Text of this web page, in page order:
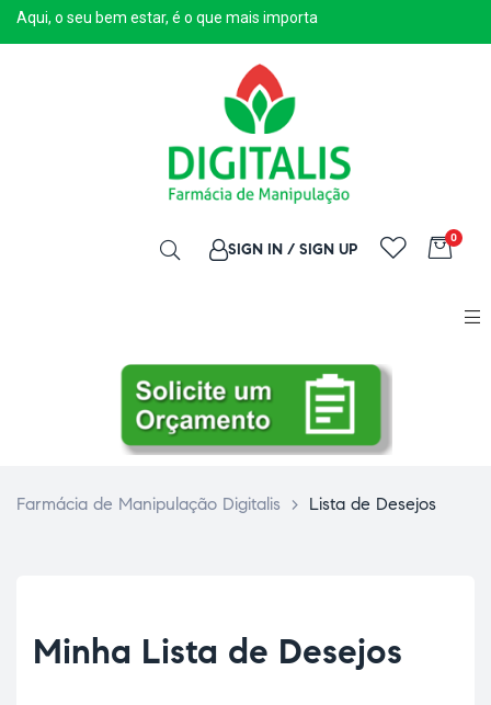
Aqui, o seu bem estar, é o que mais importa
SIGN IN / SIGN UP
0
Farmácia de Manipulação Digitalis > Lista de Desejos
Lista
de
Minha Lista de Desejos